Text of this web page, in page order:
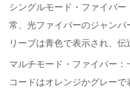
シングルモード・ファイバ
常、光ファイバーのジャン
リーブは青色で表示され、伝
マルチモード・ファイバー
コードはオレンジかグレー